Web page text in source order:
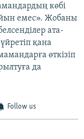
көбі
емес». Жобаны
ата-
қана
өткізіп
да
Follow us